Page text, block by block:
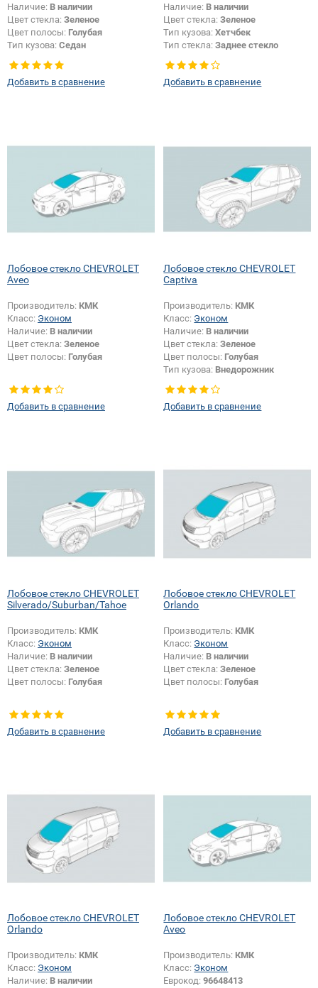
Наличие: В наличии
Цвет стекла: Зеленое
Цвет полосы: Голубая
Тип кузова: Седан
Добавить в сравнение
Наличие: В наличии
Цвет стекла:Зеленое
Тип кузова:Хетчбек
Тип стекла:Заднее стекло
Добавить в сравнение
Лобовое стекло CHEVROLET
Aveo
Производитель: КМК
Класс: Эконом
Наличие: В наличии
Цвет стекла: Зеленое
Цвет полосы: Голубая
Добавить в сравнение
Лобовое стекло CHEVROLET
Captiva
Производитель: КМК
Класс: Эконом
Наличие: В наличии
Цвет стекла:Зеленое
Цвет полосы: Голубая
Тип кузова: Внедорожник
Добавить в сравнение
Лобовое стекло CHEVROLET
Silverado/Suburban/Tahoe
Производитель: КМК
Класс: Эконом
Наличие: В наличии
Цвет стекла: Зеленое
Цвет полосы: Голубая
Добавить в сравнение
Лобовое стекло CHEVROLET
Orlando
Производитель: КМК
Класс: Эконом
Наличие: В наличии
Цвет стекла:Зеленое
Цвет полосы: Голубая
Добавить в сравнение
Лобовое стекло CHEVROLET
Orlando
Производитель: КМК
Класс: Эконом
Наличие: В наличии
Лобовое стекло CHEVROLET
Aveo
Производитель: КМК
Класс: Эконом
Еврокод:96648413